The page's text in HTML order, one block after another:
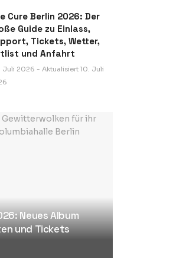
Cure Berlin 2026: Der
Guide zu Einlass,
Tickets, Wetter,
und Anfahrt
Juli 2026 - Aktualisiert 10. Juli
Neues Album
und Tickets